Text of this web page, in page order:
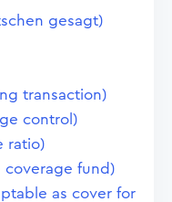
gesagt)
transaction)
control)
ratio)
coverage fund)
as cover for